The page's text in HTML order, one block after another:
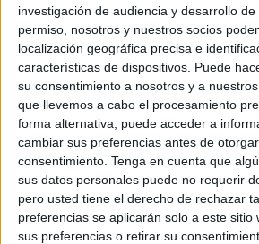
investigación de audiencia y desarrollo de
permiso, nosotros y nuestros socios
localización geográfica precisa e
características de dispositivos. Puede
su consentimiento a nosotros y a
que llevemos a cabo el procesamiento
forma alternativa, puede acceder a
cambiar sus preferencias antes de
consentimiento. Tenga en cuenta que
sus datos personales puede no requerir
pero usted tiene el derecho de rechazar
preferencias se aplicarán solo a este sitio
sus preferencias o retirar su
Esta vez, el Camoens anunciaba, a
sociales, el fichaje de Pati, quien se
nueva ‘Guerrera Naranja’ para lo
según apuntaba el club.
La jugadora sevillanaprocede del
de la máxima categoría juvenil, es
La joven futbolista podrá aportar su
y ayudar al equipo en todo lo posible
objetivo marcado.